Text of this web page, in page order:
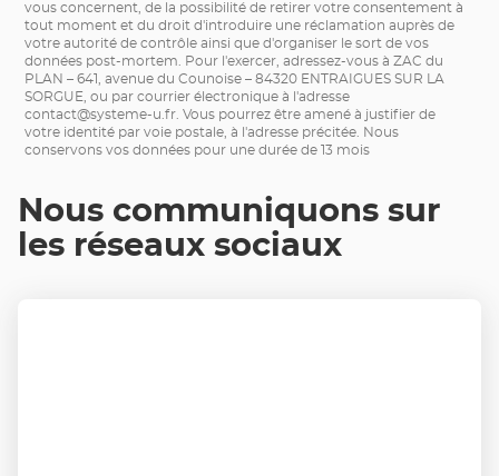
vous concernent, de la possibilité de retirer votre consentement à
tout moment et du droit d'introduire une réclamation auprès de
votre autorité de contrôle ainsi que d'organiser le sort de vos
données post-mortem. Pour l'exercer, adressez-vous à ZAC du
PLAN – 641, avenue du Counoise – 84320 ENTRAIGUES SUR LA
SORGUE, ou par courrier électronique à l'adresse
contact@systeme-u.fr . Vous pourrez être amené à justifier de
votre identité par voie postale, à l'adresse précitée. Nous
conservons vos données pour une durée de 13 mois
Nous communiquons sur
les réseaux sociaux